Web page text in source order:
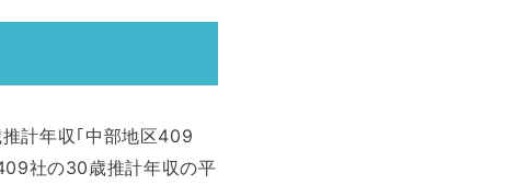
計年収｢中部地区409
社の30歳推計年収の平